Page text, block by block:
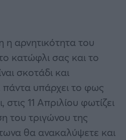
η αρνητικότητα του
κατώφλι σας και το
σκοτάδι και
υπάρχει το φως
11 Απριλίου φωτίζει
του τριγώνου της
θα ανακαλύψετε και